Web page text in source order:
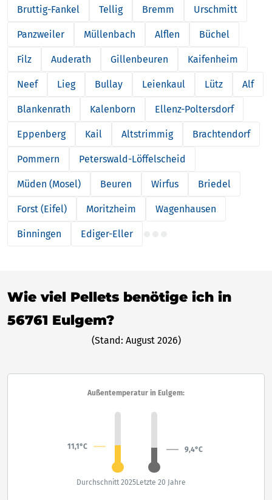
Bruttig-Fankel Tellig Bremm Urschmitt
Panzweiler Müllenbach Alflen Büchel
Filz Auderath Gillenbeuren Kaifenheim
Neef Lieg Bullay Leienkaul Lütz Alf
Blankenrath Kalenborn Ellenz-Poltersdorf
Eppenberg Kail Altstrimmig Brachtendorf
Pommern Peterswald-Löffelscheid
Müden (Mosel) Beuren Wirfus Briedel
Forst (Eifel) Moritzheim Wagenhausen
Binningen Ediger-Eller
Wie viel Pellets benötige ich in
56761 Eulgem?
(Stand: August 2026)
Außentemperatur in Eulgem:
11,1°C 9,4°C
Durchschnitt 2025Letzte 20 Jahre